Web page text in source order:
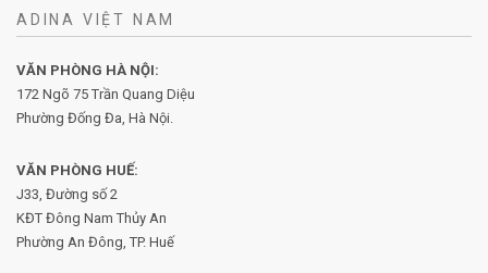
ADINA VIỆT NAM
VĂN PHÒNG HÀ NỘI:
172 Ngõ 75 Trần Quang Diệu
Phường Đống Đa, Hà Nội.
VĂN PHÒNG HUẾ:
J33, Đường số 2
KĐT Đông Nam Thủy An
Phường An Đông, TP. Huế